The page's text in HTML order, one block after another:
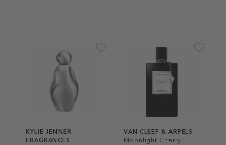
KYLIE JENNER
FRAGRANCES
VAN CLEEF & ARPELS
Moonlight Cherry